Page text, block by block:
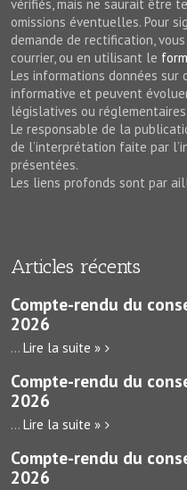
vérifiés, mais ne saurait être
omissions éventuelles. Pour
demande de rectification,
courrier, ou en utilisant le
Les informations données sur
informative et peuvent
législatives ou réglementaires.
Le responsable de la
de l’interprétation faite par
présentées.
Les liens profonds sont par
Articles récents
Compte-rendu du
2026
... Lire la suite »
Compte-rendu du
2026
... Lire la suite »
Compte-rendu du
2026